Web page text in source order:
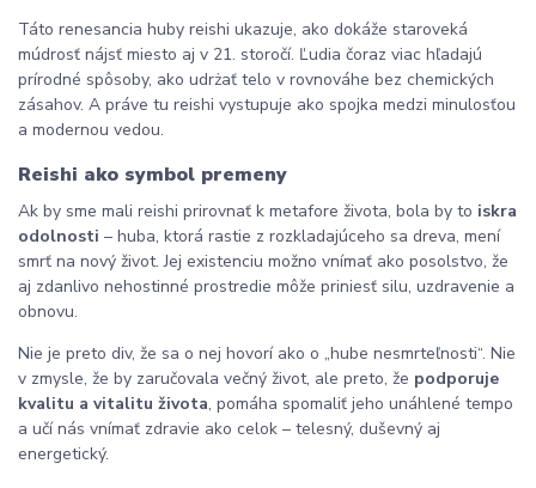
Táto renesancia huby reishi ukazuje, ako dokáže staroveká
múdrosť nájsť miesto aj v 21. storočí. Ľudia čoraz viac hľadajú
prírodné spôsoby, ako udrżať telo v rovnováhe bez chemických
zásahov. A práve tu reishi vystupuje ako spojka medzi minulosťou
a modernou vedou.
Reishi ako symbol premeny
Ak by sme mali reishi prirovnať k metafore života, bola by to iskra
odolnosti – huba, ktorá rastie z rozkladajúceho sa dreva, mení
smrť na nový život. Jej existenciu možno vnímať ako posolstvo, že
aj zdanlivo nehostinné prostredie môže priniesť silu, uzdravenie a
obnovu.
Nie je preto div, že sa o nej hovorí ako o „hube nesmrteľnosti“. Nie
v zmysle, že by zaručovala večný život, ale preto, že podporuje
kvalitu a vitalitu života, pomáha spomaliť jeho unáhlené tempo
a učí nás vnímať zdravie ako celok – telesný, duševný aj
energetický.